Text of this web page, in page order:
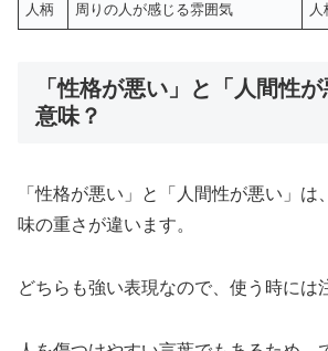
人柄 周りの人が感じる雰囲気
「性格が悪い」と「人間性
意味？
「性格が悪い」と「人間性が悪い」は
味の重さが違います。
どちらも強い表現なので、使う時には